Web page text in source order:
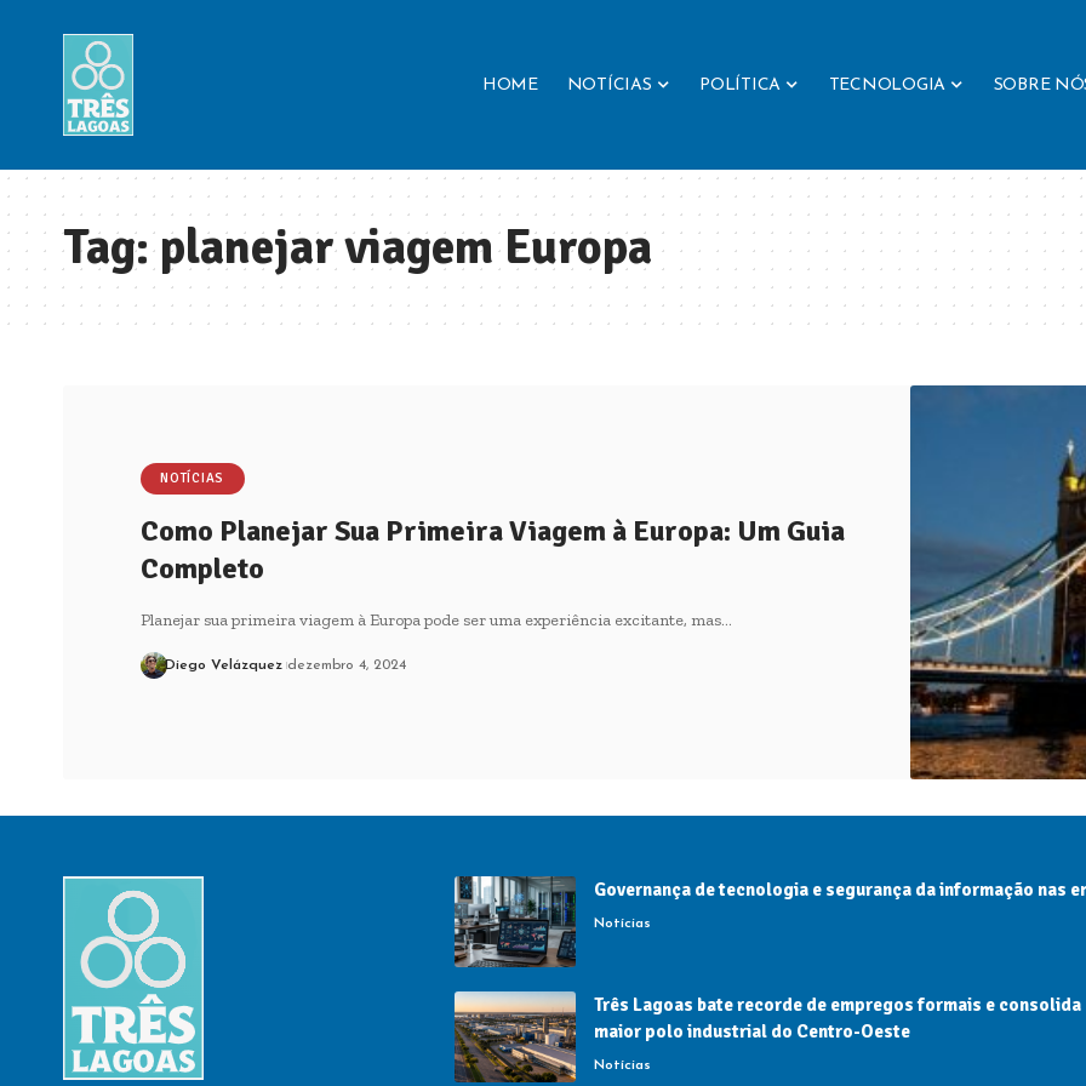
HOME NOTÍCIAS POLÍTICA TECNOLOGIA SOBRE
Tag:planejar viagem Europa
NOTÍCIAS
Como Planejar Sua Primeira Viagem à Europa: Um Guia
Completo
Planejar sua primeira viagem à Europa pode ser uma experiência excitante, mas…
Diego Velázquez dezembro 4, 2024
Governança de tecnologia e segurança da informação nas
Notícias
Três Lagoas bate recorde de empregos formais e
maior polo industrial do Centro-Oeste
Notícias